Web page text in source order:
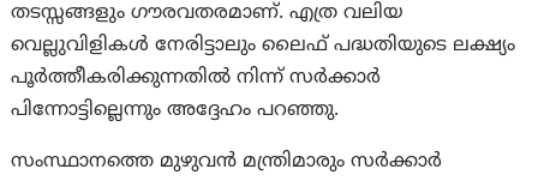
തടസ്സങ്ങളും ഗൗരവതരമാണ്. എത്ര വലിയ
വെല്ലുവിളികൾ നേരിട്ടാലും ലൈഫ് പദ്ധതിയുടെ ലക്ഷ്യം
പൂർത്തീകരിക്കുന്നതിൽ നിന്ന് സർക്കാർ
പിന്നോട്ടില്ലെന്നും അദ്ദേഹം പറഞ്ഞു.
സംസ്ഥാനത്തെ മുഴുവൻ മന്ത്രിമാരും സർക്കാർ